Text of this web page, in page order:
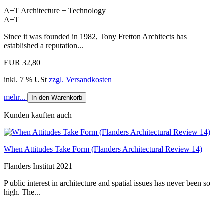
A+T Architecture + Technology
A+T
Since it was founded in 1982, Tony Fretton Architects has
established a reputation...
EUR 32,80
inkl. 7 % USt zzgl. Versandkosten
mehr... In den Warenkorb
Kunden kauften auch
When Attitudes Take Form (Flanders Architectural Review 14)
Flanders Institut 2021
P ublic interest in architecture and spatial issues has never been so
high. The...